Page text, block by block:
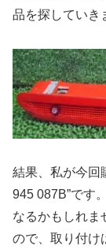
品を探していき
結果、私が今回
945 087B”です
なるかもしれま
ので、取り付け